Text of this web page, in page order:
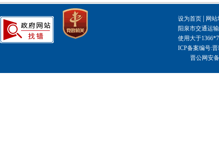
设为首页
网
阳泉市交通运
使用大于
ICP备案编号:晋
晋公网安